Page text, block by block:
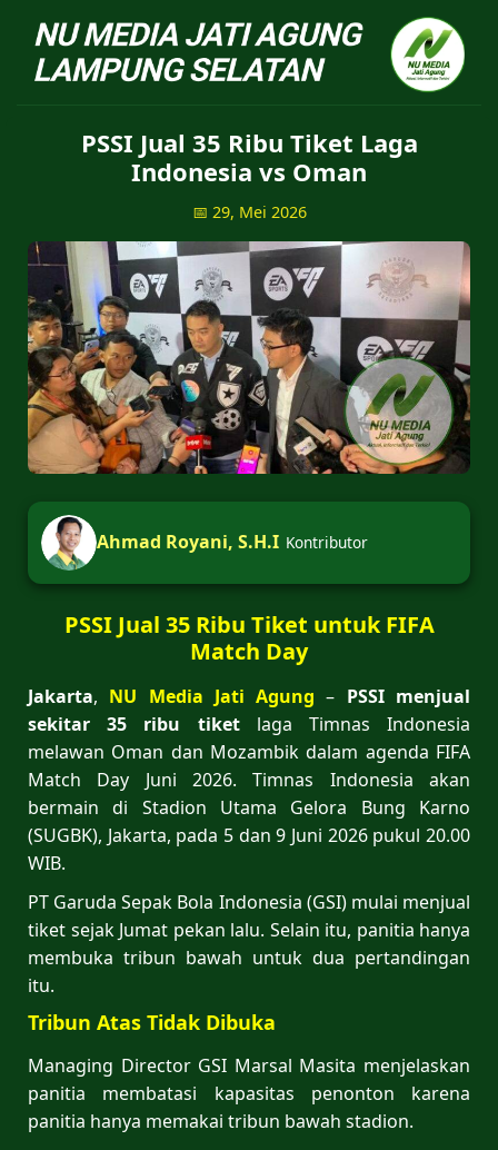
NU Jatiagung - Situs
PSSI Jual 35 Ribu Tiket Laga
Indonesia vs Oman
📅 29, Mei 2026
Ahmad Royani, S.H.I Kontributor
PSSI Jual 35 Ribu Tiket untuk FIFA
Match Day
Jakarta, NU Media Jati Agung – PSSI menjual
sekitar 35 ribu tiketlaga Timnas Indonesia
melawan Oman dan Mozambik dalam agenda FIFA
Match Day Juni 2026. Timnas Indonesia akan
bermain di Stadion Utama Gelora Bung Karno
(SUGBK), Jakarta, pada 5 dan 9 Juni 2026 pukul 20.00
WIB.
PT Garuda Sepak Bola Indonesia (GSI) mulai menjual
tiket sejak Jumat pekan lalu. Selain itu, panitia hanya
membuka tribun bawah untuk dua pertandingan
itu.
Tribun Atas Tidak Dibuka
Managing Director GSI Marsal Masita menjelaskan
panitia membatasi kapasitas penonton karena
panitia hanya memakai tribun bawah stadion.